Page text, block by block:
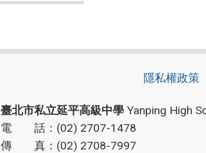
隱私權政策
臺北市私立延平高級中學Yanping High
電 話：(02) 2707-1478
傳 真：(02) 2708-7997